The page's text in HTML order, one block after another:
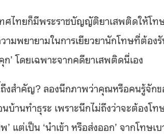
ศไทยก็มีพระราชบัญญัติยาเสพติดให้โ
ามพยายามในการเยียวยานักโทษที่ต้อ
’ โดยเฉพาะจากคดียาเสพติดนี่เอง
ถึงสำคัญ? ลองนึกภาพว่าคุณหรือคนรู้จัก
นบ้านทำธุระ เพราะนึกไม่ถึงว่าจะต้อง
’ แต่เป็น ‘นำเข้า หรือส่งออก’ จากโท